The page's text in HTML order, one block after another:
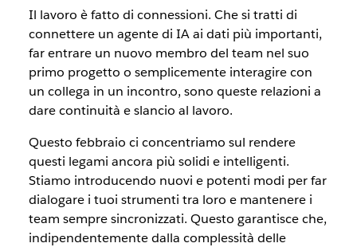
Il lavoro è fatto di connessioni. Che si tratti di
connettere un agente di IA ai dati più importanti,
far entrare un nuovo membro del team nel suo
primo progetto o semplicemente interagire con
un collega in un incontro, sono queste relazioni a
dare continuità e slancio al lavoro.
Questo febbraio ci concentriamo sul rendere
questi legami ancora più solidi e intelligenti.
Stiamo introducendo nuovi e potenti modi per far
dialogare i tuoi strumenti tra loro e mantenere i
team sempre sincronizzati. Questo garantisce che,
indipendentemente dalla complessità delle